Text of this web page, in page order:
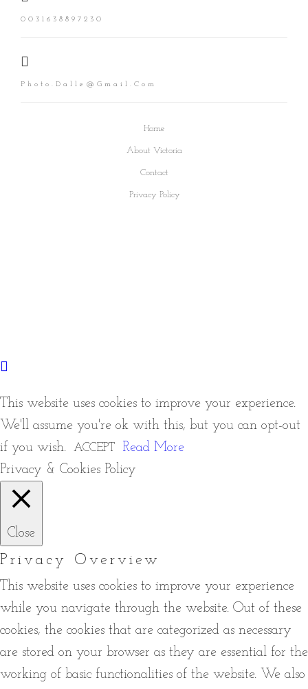
0031638897230
Photo.dalle@gmail.com
Home
About Victoria
Contact
Privacy Policy
This website uses cookies to improve your experience.
We'll assume you're ok with this, but you can opt-out
if you wish.
ACCEPT
Read More
Privacy & Cookies Policy
Close
Privacy Overview
This website uses cookies to improve your experience
while you navigate through the website. Out of these
cookies, the cookies that are categorized as necessary
are stored on your browser as they are essential for the
working of basic functionalities of the website. We also